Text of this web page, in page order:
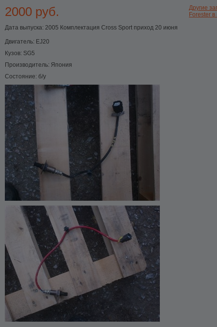
Другие
Forester в
2000 руб.
Дата выпуска: 2005 Комплектация Cross Sport приход 20 июня
Двигатель: EJ20
Кузов: SG5
Производитель: Япония
Состояние: б/у